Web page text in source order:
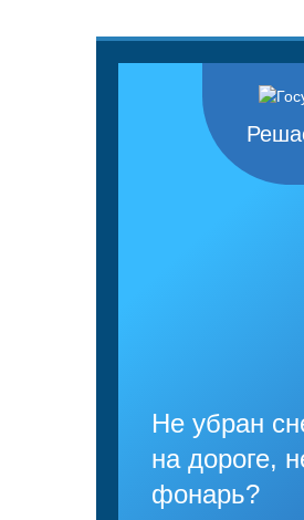
Не убран
на дороге,
фонарь?